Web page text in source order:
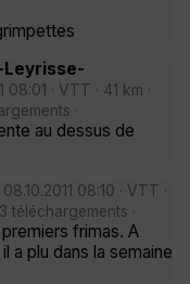
Leyrisse-
08:01 · VTT · 41 km ·
·
au dessus de
08.10.2011 08:10 · VTT ·
téléchargements ·
frimas. A
a plu dans la semaine